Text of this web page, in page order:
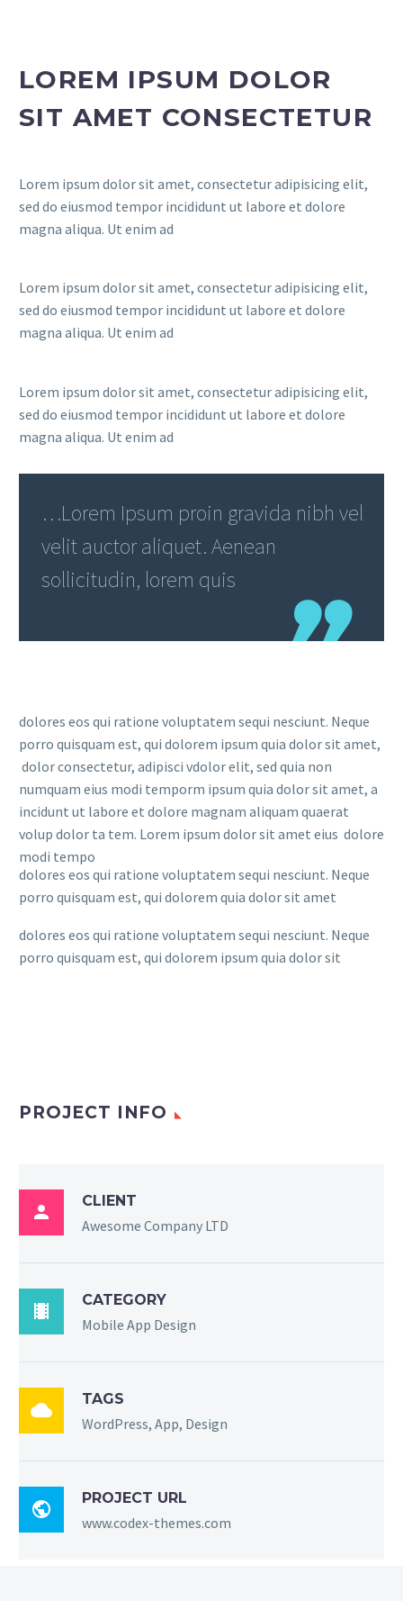
LOREM IPSUM DOLOR
SIT AMET CONSECTETUR
Lorem ipsum dolor sit amet, consectetur adipisicing elit,
sed do eiusmod tempor incididunt ut labore et dolore
magna aliqua. Ut enim ad
Lorem ipsum dolor sit amet, consectetur adipisicing elit,
sed do eiusmod tempor incididunt ut labore et dolore
magna aliqua. Ut enim ad
Lorem ipsum dolor sit amet, consectetur adipisicing elit,
sed do eiusmod tempor incididunt ut labore et dolore
magna aliqua. Ut enim ad
…Lorem Ipsum proin gravida nibh vel
velit auctor aliquet. Aenean
sollicitudin, lorem quis
dolores eos qui ratione voluptatem sequi nesciunt. Neque
porro quisquam est, qui dolorem ipsum quia dolor sit amet,
dolor consectetur, adipisci vdolor elit, sed quia non
numquam eius modi temporm ipsum quia dolor sit amet, a
incidunt ut labore et dolore magnam aliquam quaerat
volup dolor ta tem. Lorem ipsum dolor sit amet eius dolore
modi tempo
dolores eos qui ratione voluptatem sequi nesciunt. Neque
porro quisquam est, qui dolorem quia dolor sit amet
dolores eos qui ratione voluptatem sequi nesciunt. Neque
porro quisquam est, qui dolorem ipsum quia dolor sit
PROJECT INFO

CLIENT
Awesome Company LTD

CATEGORY
Mobile App Design

TAGS
WordPress, App, Design

PROJECT URL
www.codex-themes.com